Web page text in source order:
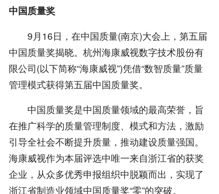
中国质量奖
9月16日，在中国质量(南京)大会上，第五届
中国质量奖揭晓。杭州海康威视数字技术股份有
限公司(以下简称“海康威视”)凭借“数智质量”质量
管理模式获得第五届中国质量奖。
中国质量奖是中国质量领域的最高荣誉，旨
在推广科学的质量管理制度、模式和方法，激励
引导全社会不断提升质量，推动建设质量强国。
海康威视作为本届评选中唯一来自浙江省的获奖
企业，从众多优秀申报组织中脱颖而出，实现了
浙江省制造业领域中国质量奖“零”的突破。